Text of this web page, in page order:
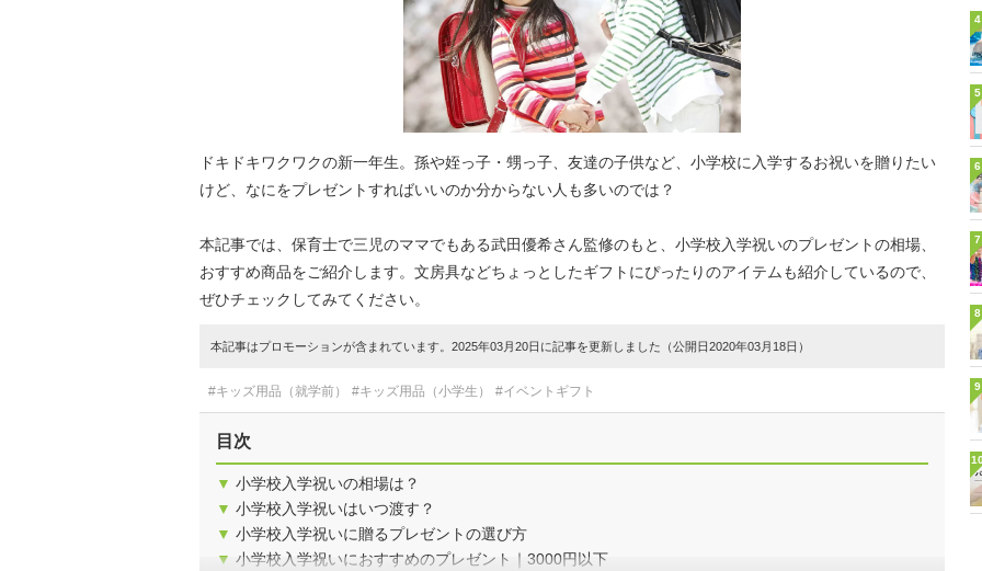
ドキドキワクワクの新一年生。孫や姪っ子・甥っ子、友達の子供など、小学校に入学するお祝いを贈りたい
けど、なにをプレゼントすればいいのか分からない人も多いのでは？
本記事では、保育士で三児のママでもある武田優希さん監修のもと、小学校入学祝いのプレゼントの相場、
おすすめ商品をご紹介します。文房具などちょっとしたギフトにぴったりのアイテムも紹介しているので、
ぜひチェックしてみてください。
本記事はプロモーションが含まれています。2025年03月20日に記事を更新しました（公開日2020年03月18日）
#キッズ用品（就学前） #キッズ用品（小学生） #イベントギフト
目次
▼ 小学校入学祝いの相場は？
▼ 小学校入学祝いはいつ渡す？
▼ 小学校入学祝いに贈るプレゼントの選び方
▼ 小学校入学祝いにおすすめのプレゼント｜3000円以下
4
5
6
7
8
9